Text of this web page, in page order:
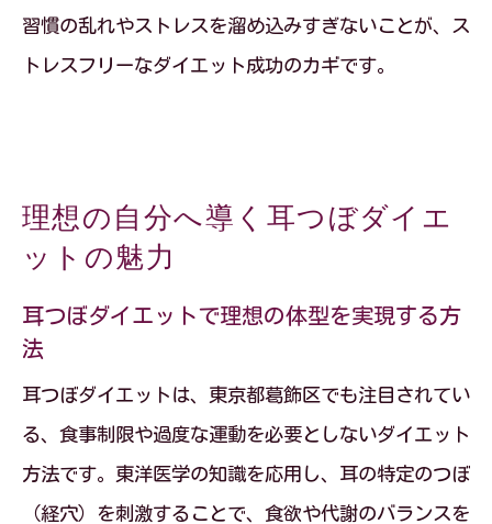
習慣の乱れやストレスを溜め込みすぎないことが、ス
トレスフリーなダイエット成功のカギです。
理想の自分へ導く耳つぼダイエ
ットの魅力
耳つぼダイエットで理想の体型を実現する方
法
耳つぼダイエットは、東京都葛飾区でも注目されてい
る、食事制限や過度な運動を必要としないダイエット
方法です。東洋医学の知識を応用し、耳の特定のつぼ
（経穴）を刺激することで、食欲や代謝のバランスを